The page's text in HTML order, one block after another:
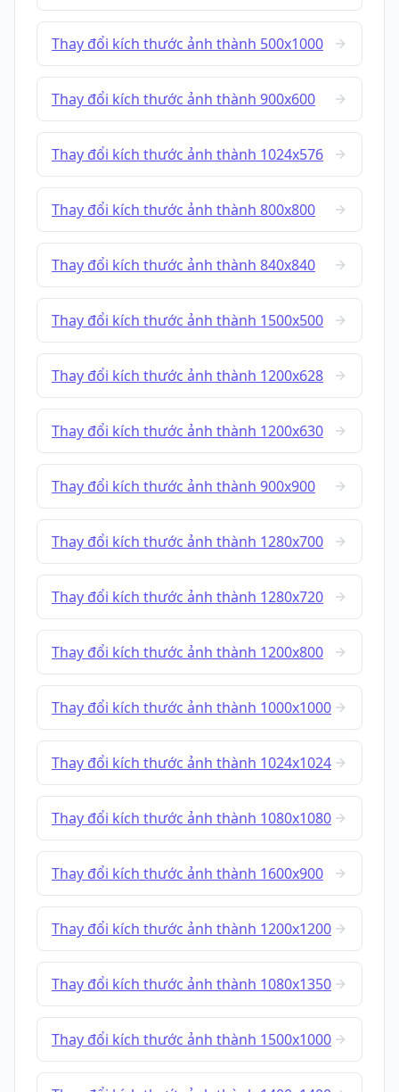
Thay đổi kích thước ảnh thành 500x1000
Thay đổi kích thước ảnh thành 900x600
Thay đổi kích thước ảnh thành 1024x576
Thay đổi kích thước ảnh thành 800x800
Thay đổi kích thước ảnh thành 840x840
Thay đổi kích thước ảnh thành 1500x500
Thay đổi kích thước ảnh thành 1200x628
Thay đổi kích thước ảnh thành 1200x630
Thay đổi kích thước ảnh thành 900x900
Thay đổi kích thước ảnh thành 1280x700
Thay đổi kích thước ảnh thành 1280x720
Thay đổi kích thước ảnh thành 1200x800
Thay đổi kích thước ảnh thành 1000x1000
Thay đổi kích thước ảnh thành 1024x1024
Thay đổi kích thước ảnh thành 1080x1080
Thay đổi kích thước ảnh thành 1600x900
Thay đổi kích thước ảnh thành 1200x1200
Thay đổi kích thước ảnh thành 1080x1350
Thay đổi kích thước ảnh thành 1500x1000